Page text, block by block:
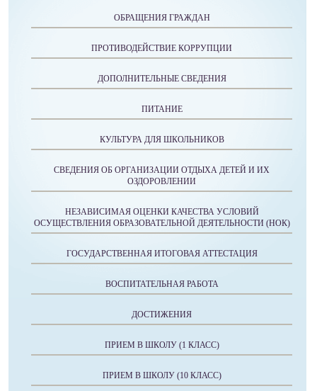
ОБРАЩЕНИЯ ГРАЖДАН
ПРОТИВОДЕЙСТВИЕ КОРРУПЦИИ
ДОПОЛНИТЕЛЬНЫЕ СВЕДЕНИЯ
ПИТАНИЕ
КУЛЬТУРА ДЛЯ ШКОЛЬНИКОВ
СВЕДЕНИЯ ОБ ОРГАНИЗАЦИИ ОТДЫХА ДЕТЕЙ И ИХ
ОЗДОРОВЛЕНИИ
НЕЗАВИСИМАЯ ОЦЕНКИ КАЧЕСТВА УСЛОВИЙ
ОСУЩЕСТВЛЕНИЯ ОБРАЗОВАТЕЛЬНОЙ ДЕЯТЕЛЬНОСТИ (НОК)
ГОСУДАРСТВЕННАЯ ИТОГОВАЯ АТТЕСТАЦИЯ
ВОСПИТАТЕЛЬНАЯ РАБОТА
ДОСТИЖЕНИЯ
ПРИЕМ В ШКОЛУ (1 КЛАСС)
ПРИЕМ В ШКОЛУ (10 КЛАСС)